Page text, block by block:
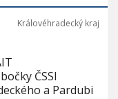
Královéhradecký kraj
ČSSI
a Pardubi